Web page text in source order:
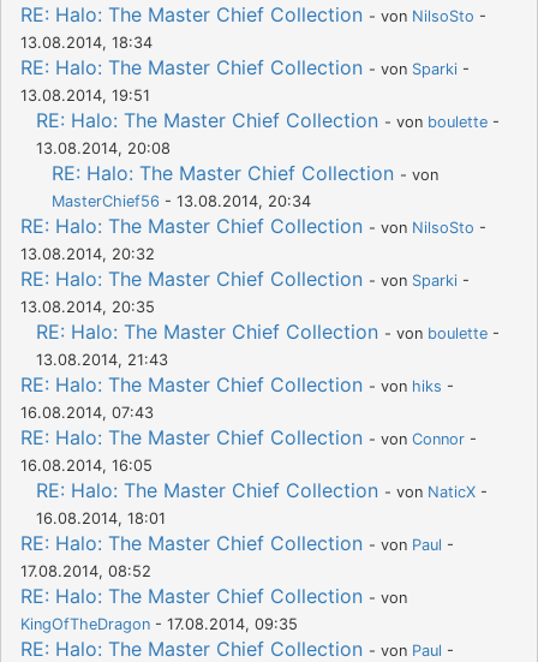
RE: Halo: The Master Chief Collection - von NilsoSto -
13.08.2014, 18:34
RE: Halo: The Master Chief Collection - von Sparki -
13.08.2014, 19:51
RE: Halo: The Master Chief Collection - von boulette -
13.08.2014, 20:08
RE: Halo: The Master Chief Collection - von
MasterChief56 - 13.08.2014, 20:34
RE: Halo: The Master Chief Collection - von NilsoSto -
13.08.2014, 20:32
RE: Halo: The Master Chief Collection - von Sparki -
13.08.2014, 20:35
RE: Halo: The Master Chief Collection - von boulette -
13.08.2014, 21:43
RE: Halo: The Master Chief Collection - von hiks -
16.08.2014, 07:43
RE: Halo: The Master Chief Collection - von Connor -
16.08.2014, 16:05
RE: Halo: The Master Chief Collection - von NaticX -
16.08.2014, 18:01
RE: Halo: The Master Chief Collection - von Paul -
17.08.2014, 08:52
RE: Halo: The Master Chief Collection - von
KingOfTheDragon - 17.08.2014, 09:35
RE: Halo: The Master Chief Collection - von Paul -